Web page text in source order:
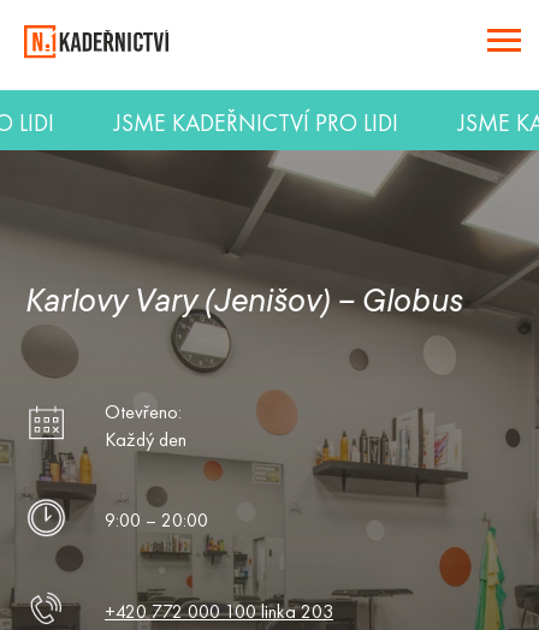
LIDI JSME KADEŘNICTVÍ PRO LIDI JSME
Karlovy Vary (Jenišov) – Globus
Otevřeno:
Každý den
9:00 – 20:00
+420 772 000 100 linka 203